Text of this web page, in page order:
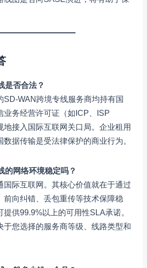
是否合法？
SD-WAN跨境专线服务商均持有国
业务经营许可证（如ICP、ISP
地接入国际互联网关口局。企业租用
数据传输是受法律保护的商业行为。
的网络环境稳定吗？
国际互联网。其核心价值就在于通过
前向纠错、丢包重传等技术保障稳
提供99.9%以上的可用性SLA承诺。
于您选择的服务商等级、线路类型和